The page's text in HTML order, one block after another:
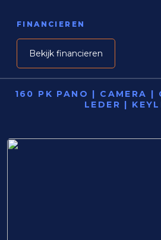
FINANCIEREN
Bekijk financieren
160 PK PANO | CAMERA |
LEDER |